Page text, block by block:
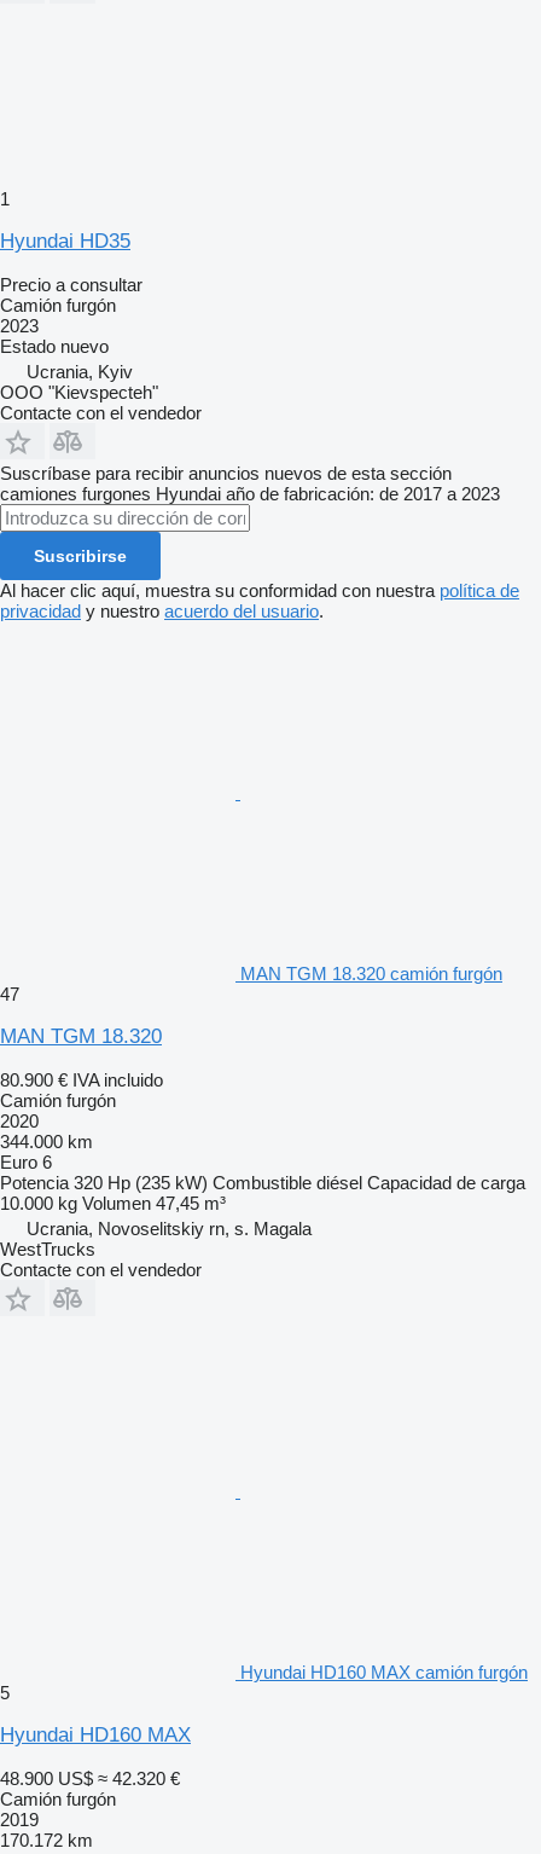
1
Hyundai HD35
Precio a consultar
Camión furgón
2023
Estado nuevo
Ucrania, Kyiv
OOO "Kievspecteh"
Contacte con el vendedor
Suscríbase para recibir anuncios nuevos de esta sección
camiones furgones Hyundai año de fabricación: de 2017 a 2023
Suscribirse
Al hacer clic aquí, muestra su conformidad con nuestra política de
privacidad y nuestro acuerdo del usuario.
MAN TGM 18.320 camión furgón
47
MAN TGM 18.320
80.900 € IVA incluido
Camión furgón
2020
344.000 km
Euro 6
Potencia 320 Hp (235 kW) Combustible diésel Capacidad de carga
10.000 kg Volumen 47,45 m³
Ucrania, Novoselitskiy rn, s. Magala
WestTrucks
Contacte con el vendedor
Hyundai HD160 MAX camión furgón
5
Hyundai HD160 MAX
48.900 US$ ≈ 42.320 €
Camión furgón
2019
170.172 km